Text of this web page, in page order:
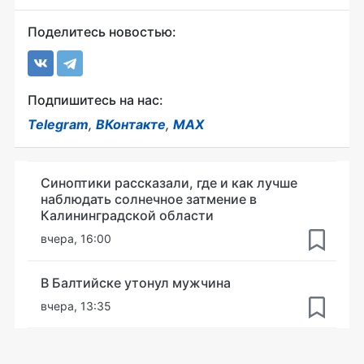
Поделитесь новостью:
Подпишитесь на нас:
Telegram, ВКонтакте, MAX
Синоптики рассказали, где и как лучше
наблюдать солнечное затмение в
Калининградской области
вчера, 16:00
В Балтийске утонул мужчина
вчера, 13:35